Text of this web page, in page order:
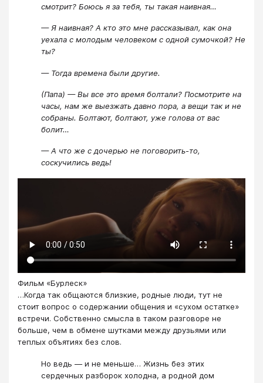
смотрит? Боюсь я за тебя, ты такая наивная…
— Я наивная? А кто это мне рассказывал, как она
уехала с молодым человеком с одной сумочкой? Не
ты?
— Тогда времена были другие.
(Папа) — Вы все это время болтали? Посмотрите на
часы, нам же выезжать давно пора, а вещи так и не
собраны. Болтают, болтают, уже голова от вас
болит…
— А что же с дочерью не поговорить-то,
соскучились ведь!
Фильм «Бурлеск»
…Когда так общаются близкие, родные люди, тут не
стоит вопрос о содержании общения и «сухом остатке»
встречи. Собственно смысла в таком разговоре не
больше, чем в обмене шутками между друзьями или
теплых объятиях без слов.
Но ведь — и не меньше… Жизнь без этих
сердечных разборок холодна, а родной дом